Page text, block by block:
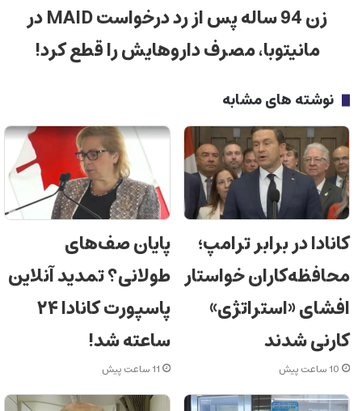
زن 94 ساله پس از رد درخواست MAID در
مانیتوبا، مصرف داروهایش را قطع کرد!
نوشته های مشابه
کانادا در برابر ترامپ؛
محافظه‌کاران خواستار
افشای «استراتژی»
کارنی شدند
10 ساعت پیش
پایان صف‌های
طولانی؟ تمدید آنلاین
پاسپورت کانادا ۲۴
ساعته شد!
11 ساعت پیش